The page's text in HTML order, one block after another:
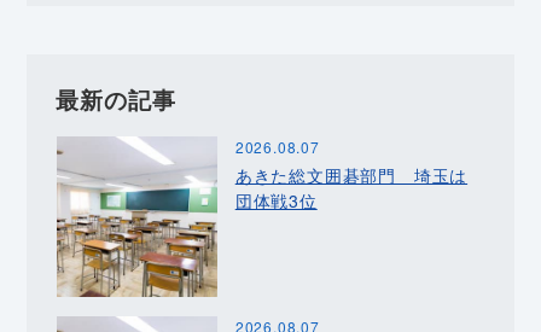
最新の記事
2026.08.07
あきた総文囲碁部門 埼玉は
団体戦3位
2026.08.07